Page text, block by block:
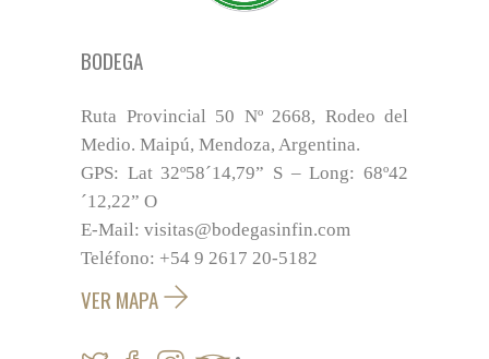
BODEGA
Ruta Provincial 50 Nº 2668, Rodeo del
Medio. Maipú, Mendoza, Argentina.
GPS: Lat 32º58´14,79” S – Long: 68º42
´12,22” O
E-Mail: visitas@bodegasinfin.com
Teléfono: +54 9 2617 20-5182
VER MAPA